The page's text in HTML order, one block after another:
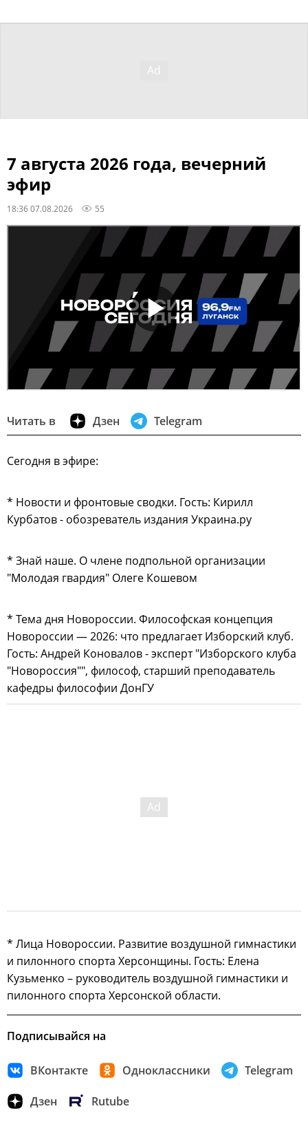
7 августа 2026 года, вечерний
эфир
18:36 07.08.2026 55
Читать в Дзен Telegram
Сегодня в эфире:
* Новости и фронтовые сводки. Гость: Кирилл
Курбатов - обозреватель издания Украина.ру
* Знай наше. О члене подпольной организации
"Молодая гвардия" Олеге Кошевом
* Тема дня Новороссии. Философская концепция
Новороссии — 2026: что предлагает Изборский клуб.
Гость: Андрей Коновалов - эксперт "Изборского клуба
"Новороссия"", философ, старший преподаватель
кафедры философии ДонГУ
* Лица Новороссии. Развитие воздушной гимнастики
и пилонного спорта Херсонщины. Гость: Елена
Кузьменко – руководитель воздушной гимнастики и
пилонного спорта Херсонской области.
Подписывайся на
ВКонтакте Одноклассники Telegram
Дзен Rutube